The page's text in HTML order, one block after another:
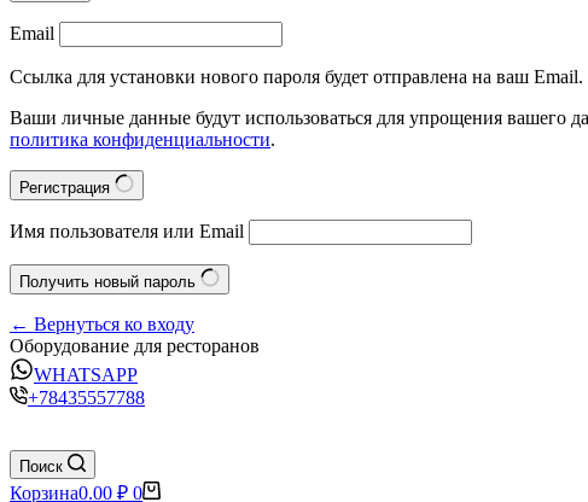
Email
Ссылка для установки нового пароля будет отправлена на ваш Email.
Ваши личные данные будут использоваться для упрощения вашего
политика конфиденциальности.
Регистрация
Имя пользователя или Email
Получить новый пароль
← Вернуться ко входу
Оборудование для ресторанов
WHATSAPP
+78435557788
Поиск
Корзина0.00 ₽ 0